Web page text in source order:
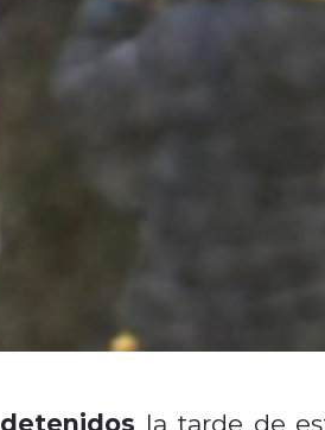
detenidos la tarde de